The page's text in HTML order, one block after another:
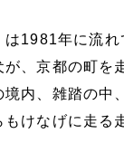
は1981年に流
が、京都の町を
境内、雑踏の
けなげに走る